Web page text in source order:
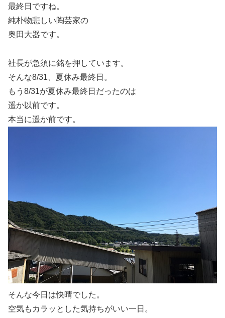
最終日ですね。
純朴物悲しい陶芸家の
奥田大器です。
社長が急須に銘を押しています。
そんな8/31、夏休み最終日。
もう8/31が夏休み最終日だったのは
遥か以前です。
本当に遥か前です。
そんな今日は快晴でした。
空気もカラッとした気持ちがいい一日。